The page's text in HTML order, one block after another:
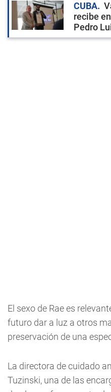
CUBA
recibe
Pedro
El sexo de Rae es
futuro dar a luz a otros
preservación de una
La directora de cuidado
Tuzinski, una de las